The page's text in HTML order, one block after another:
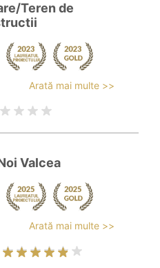
Teren de
Arată mai multe >>
Valcea
Arată mai multe >>